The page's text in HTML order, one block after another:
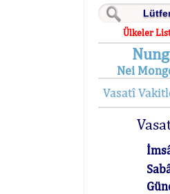
Ülkeler
Nei
Vasatî